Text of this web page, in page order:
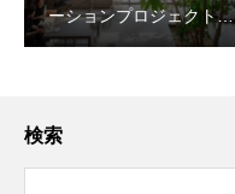
ーションプロジェクト】
について掲載いただきま
検索